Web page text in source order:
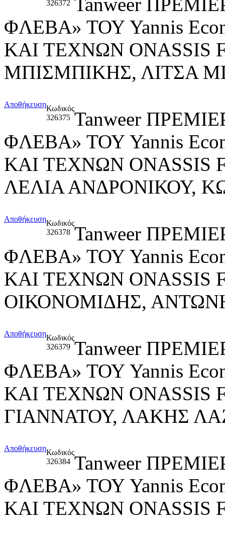
326372
ΦΛΕΒΑ» ΤΟΥ Yannis
ΚΑΙ ΤΕΧΝΩΝ ONASSIS
ΜΠΙΣΜΠΙΚΗΣ, ΛΙΤΣΑ
ΑποθήκευσηΚωδικός
326375 Tanweer
ΦΛΕΒΑ» ΤΟΥ Yannis
ΚΑΙ ΤΕΧΝΩΝ ONASSIS
ΛΕΛΙΑ ΑΝΔΡΟΝΙΚΟΥ,
ΑποθήκευσηΚωδικός
326378 Tanweer
ΦΛΕΒΑ» ΤΟΥ Yannis
ΚΑΙ ΤΕΧΝΩΝ ONASSIS
ΟΙΚΟΝΟΜΙΔΗΣ,
ΑποθήκευσηΚωδικός
326379 Tanweer
ΦΛΕΒΑ» ΤΟΥ Yannis
ΚΑΙ ΤΕΧΝΩΝ ONASSIS
ΓΙΑΝΝΑΤΟΥ, ΛΑΚΗΣ
ΑποθήκευσηΚωδικός
326384 Tanweer
ΦΛΕΒΑ» ΤΟΥ Yannis
ΚΑΙ ΤΕΧΝΩΝ ONASSIS